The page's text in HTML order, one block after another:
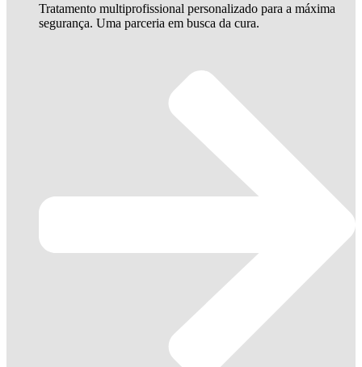
Tratamento multiprofissional personalizado para a máxima
segurança. Uma parceria em busca da cura.